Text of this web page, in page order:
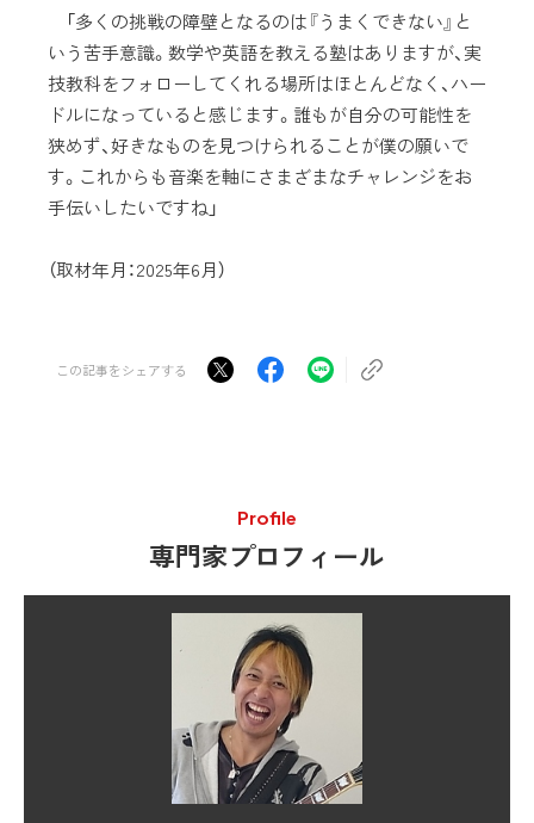
「多くの挑戦の障壁となるのは『うまくできない』と
いう苦手意識。数学や英語を教える塾はありますが、実
技教科をフォローしてくれる場所はほとんどなく、ハー
ドルになっていると感じます。誰もが自分の可能性を
狭めず、好きなものを見つけられることが僕の願いで
す。これからも音楽を軸にさまざまなチャレンジをお
手伝いしたいですね」
（取材年月：2025年6月）
この記事をシェアする
Profile
専門家プロフィール